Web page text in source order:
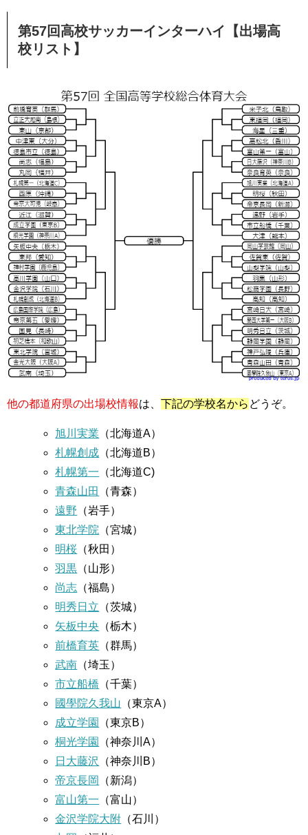
第57回高校サッカーインターハイ【出場高
校リスト】
他の都道府県の出場校情報は、 下記の学校名から どうぞ。
旭川実業 （北海道A）
札幌創成 （北海道B）
札幌第一 （北海道C)
青森山田
（青森）
遠野 （岩手）
東北学院 （宮城）
明桜 （秋田）
羽黒 （山形）
尚志 （福島）
明秀日立 （茨城）
矢板中央 （栃木）
前橋育英 （群馬）
武南 （埼玉）
市立船橋 （千葉）
國學院久我山 （東京A）
成立学園
（東京B）
桐光学園
（神奈川A）
日大藤沢
（神奈川B）
帝京長岡
（新潟）
富山第一 （富山）
金沢学院大附 （石川）